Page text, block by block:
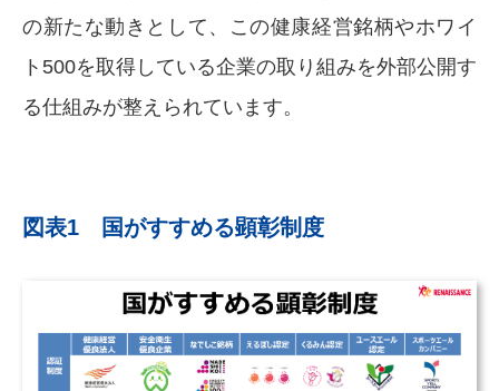
の新たな動きとして、この健康経営銘柄やホワイ
ト500を取得している企業の取り組みを外部公開す
る仕組みが整えられています。
図表1 国がすすめる顕彰制度